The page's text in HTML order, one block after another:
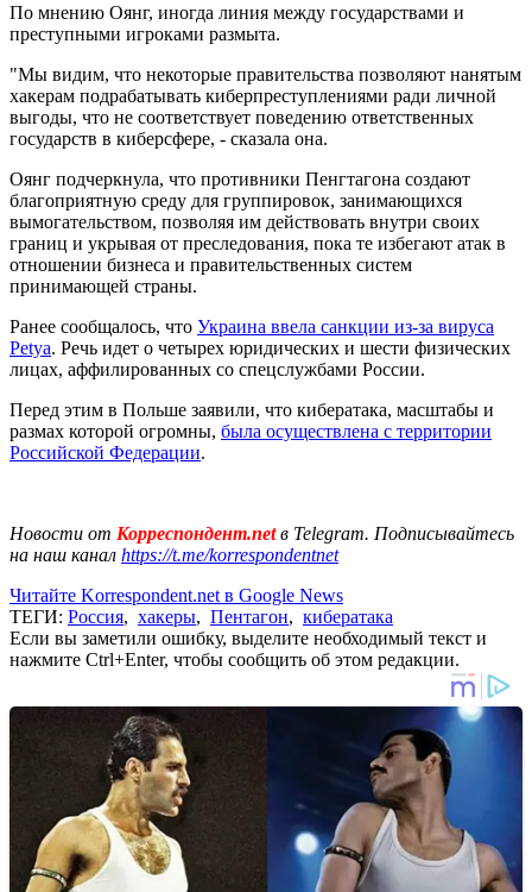
По мнению Оянг, иногда линия между государствами и
преступными игроками размыта.
"Мы видим, что некоторые правительства позволяют нанятым
хакерам подрабатывать киберпреступлениями ради личной
выгоды, что не соответствует поведению ответственных
государств в киберсфере, - сказала она.
Оянг подчеркнула, что противники Пенгтагона создают
благоприятную среду для группировок, занимающихся
вымогательством, позволяя им действовать внутри своих
границ и укрывая от преследования, пока те избегают атак в
отношении бизнеса и правительственных систем
принимающей страны.
Ранее сообщалось, что Украина ввела санкции из-за вируса
Petya. Речь идет о четырех юридических и шести физических
лицах, аффилированных со спецслужбами России.
Перед этим в Польше заявили, что кибератака, масштабы и
размах которой огромны, была осуществлена с территории
Российской Федерации.
Новости от Корреспондент.netв Telegram. Подписывайтесь
на наш канал https://t.me/korrespondentnet
Читайте Korrespondent.net в Google News
ТЕГИ: Россия, хакеры, Пентагон, кибератака
Если вы заметили ошибку, выделите необходимый текст и
нажмите Ctrl+Enter, чтобы сообщить об этом редакции.